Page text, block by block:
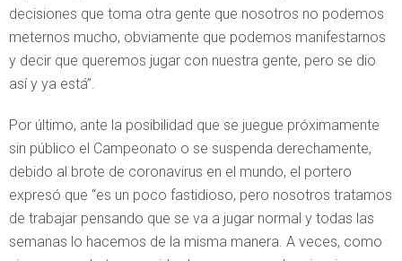
decisiones que toma otra gente que nosotros no podemos
meternos mucho, obviamente que podemos manifestarnos
y decir que queremos jugar con nuestra gente, pero se dio
así y ya está”.
Por último, ante la posibilidad que se juegue próximamente
sin público el Campeonato o se suspenda derechamente,
debido al brote de coronavirus en el mundo, el portero
expresó que “es un poco fastidioso, pero nosotros tratamos
de trabajar pensando que se va a jugar normal y todas las
semanas lo hacemos de la misma manera. A veces, como